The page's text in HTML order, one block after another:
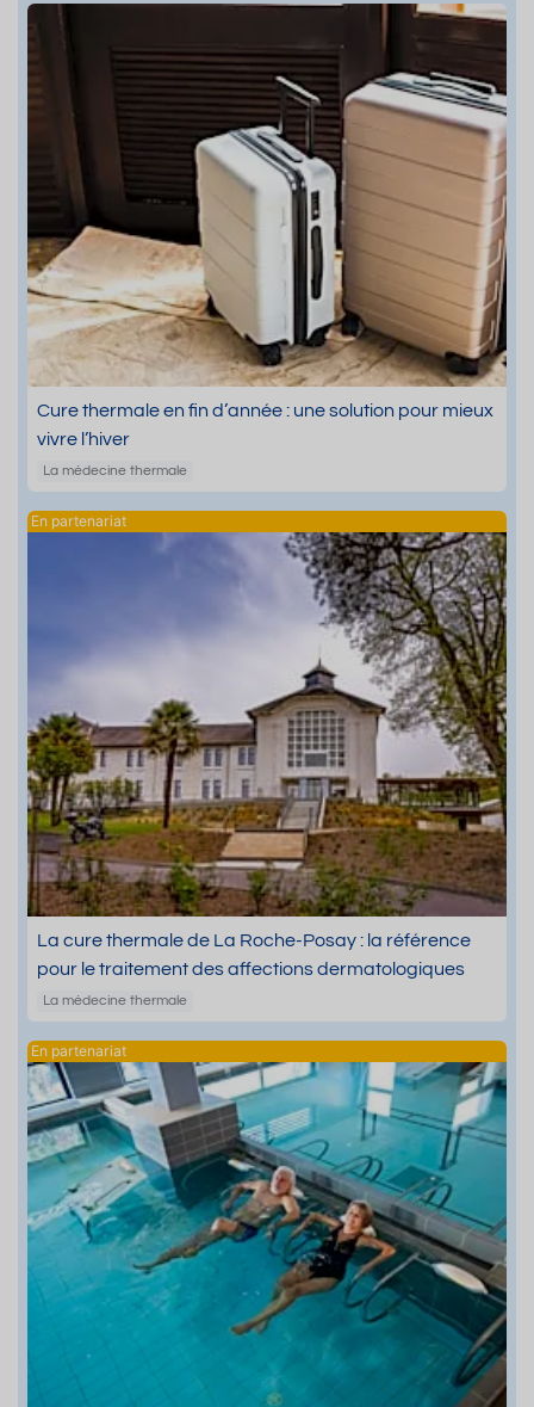
Cure thermale en fin d’année : une solution pour mieux
vivre l’hiver
La médecine thermale
La cure thermale de La Roche-Posay : la référence
pour le traitement des affections dermatologiques
La médecine thermale